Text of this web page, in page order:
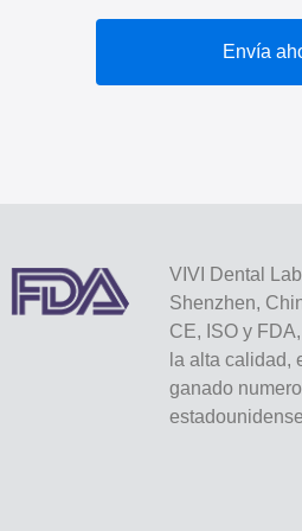
Envía
VIVI Dental
Shenzhen,
CE, ISO y
la alta calidad,
ganado